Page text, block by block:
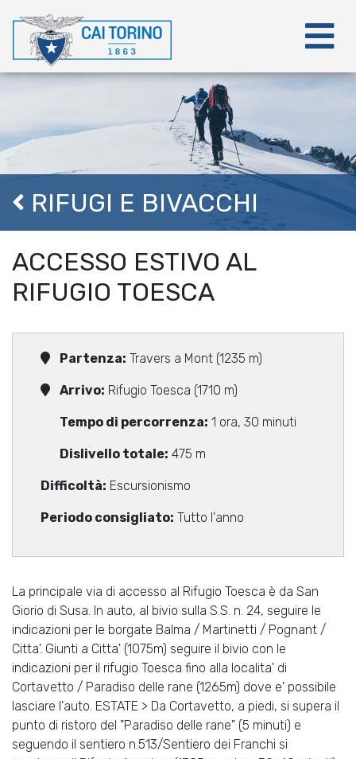
RIFUGI E BIVACCHI
ACCESSO ESTIVO AL
RIFUGIO TOESCA
Partenza: Travers a Mont (1235 m)
Arrivo: Rifugio Toesca (1710 m)
Tempo di percorrenza: 1 ora, 30 minuti
Dislivello totale: 475 m
Difficoltà: Escursionismo
Periodo consigliato: Tutto l'anno
La principale via di accesso al Rifugio Toesca è da San
Giorio di Susa. In auto, al bivio sulla S.S. n. 24, seguire le
indicazioni per le borgate Balma / Martinetti / Pognant /
Citta'. Giunti a Citta' (1075m) seguire il bivio con le
indicazioni per il rifugio Toesca fino alla localita' di
Cortavetto / Paradiso delle rane (1265m) dove e' possibile
lasciare l'auto. ESTATE > Da Cortavetto, a piedi, si supera il
punto di ristoro del "Paradiso delle rane" (5 minuti) e
seguendo il sentiero n.513/Sentiero dei Franchi si